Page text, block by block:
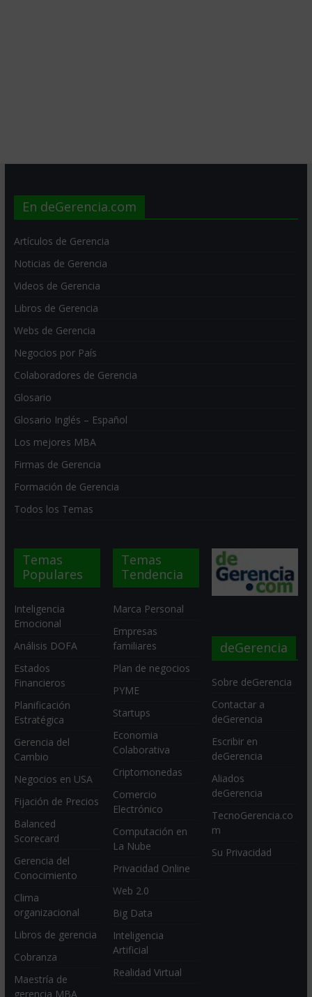
En deGerencia.com
Artículos de Gerencia
Noticias de Gerencia
Videos de Gerencia
Libros de Gerencia
Webs de Gerencia
Negocios por País
Colaboradores de Gerencia
Glosario
Glosario Inglés – Español
Los mejores MBA
Firmas de Gerencia
Formación de Gerencia
Todos los Temas
Temas
Populares
Inteligencia
Emocional
Análisis DOFA
Estados
Financieros
Planificación
Estratégica
Gerencia del
Cambio
Negocios en USA
Fijación de Precios
Balanced
Scorecard
Gerencia del
Conocimiento
Clima
organizacional
Libros de gerencia
Cobranza
Maestría de
gerencia MBA
Temas
Tendencia
Marca Personal
Empresas
familiares
Plan de negocios
PYME
Startups
Economia
Colaborativa
Criptomonedas
Comercio
Electrónico
Computación en
La Nube
Privacidad Online
Web 2.0
Big Data
Inteligencia
Artificial
Realidad Virtual
deGerencia
Sobre deGerencia
Contactar a
deGerencia
Escribir en
deGerencia
Aliados
deGerencia
TecnoGerencia.co
m
Su Privacidad